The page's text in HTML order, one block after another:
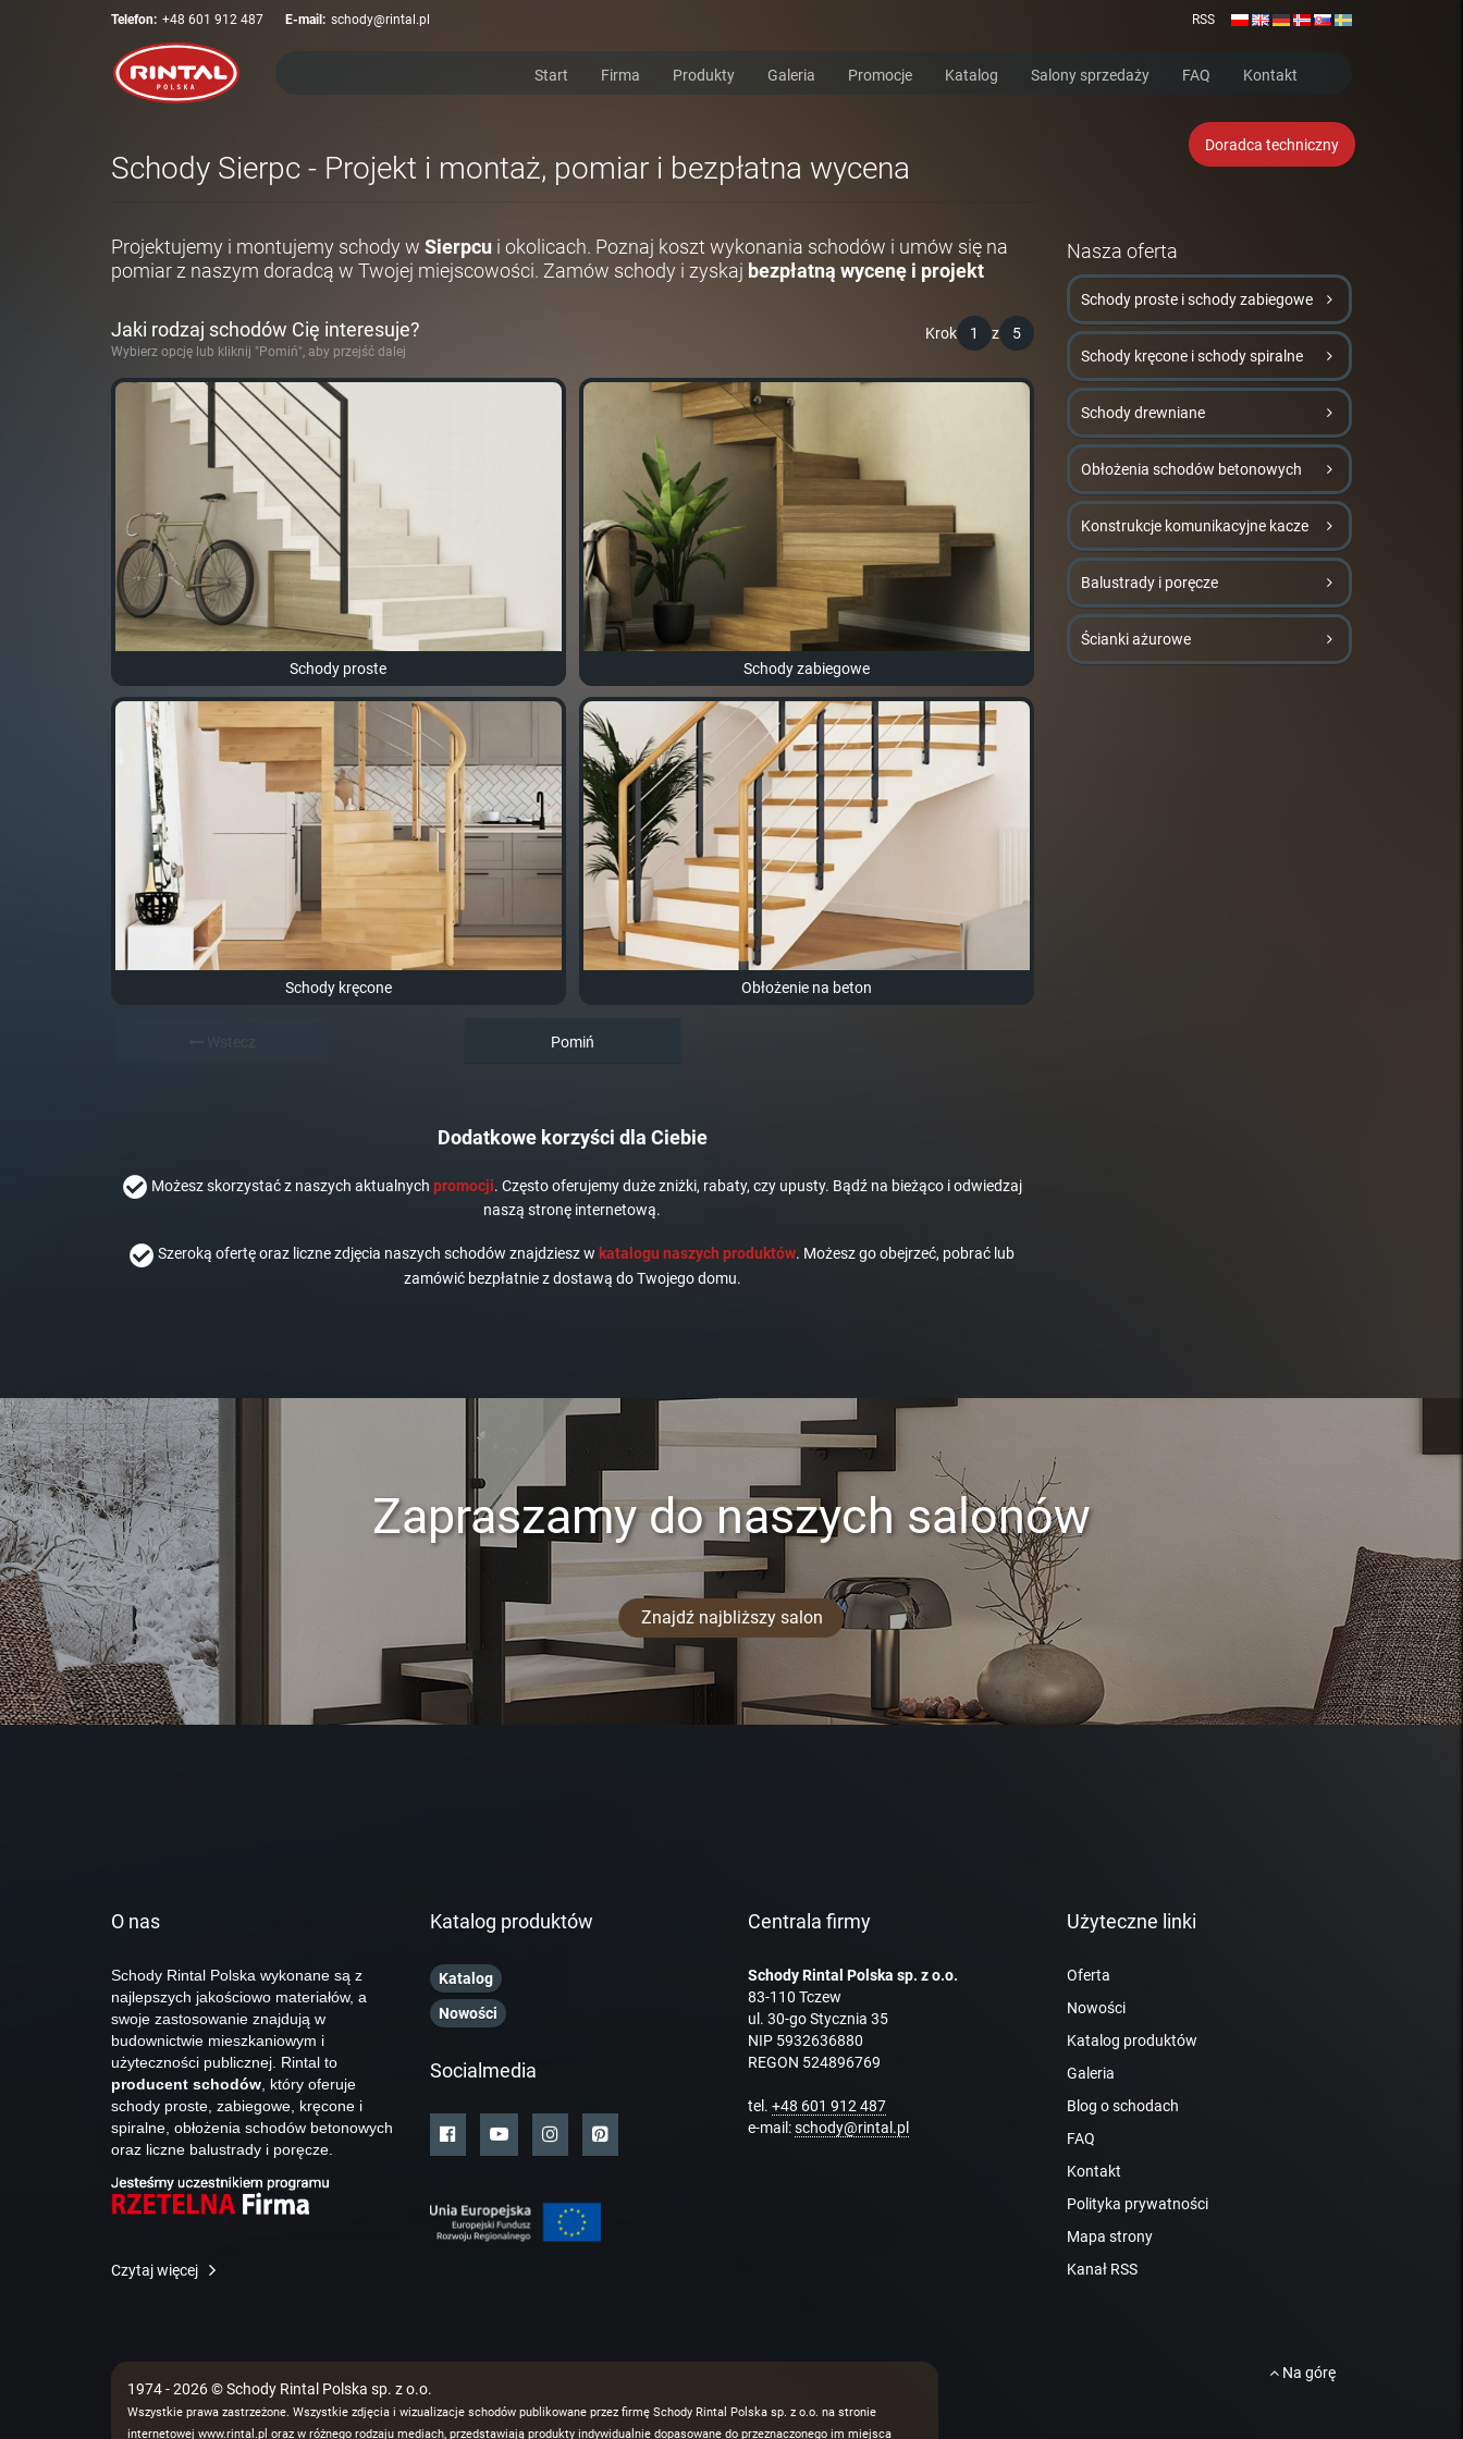
Telefon: +48 601 912 487 E-mail: schody@rintal.pl RSS
Start Firma Produkty Galeria Promocje Katalog Salony sprzedaży FAQ Kontakt
Doradca techniczny
Schody Sierpc - Projekt i montaż, pomiar i bezpłatna wycena
Projektujemy i montujemy schody w Sierpcu i okolicach. Poznaj koszt wykonania schodów i umów się na
pomiar z naszym doradcą w Twojej miejscowości. Zamów schody i zyskaj bezpłatną wycenę i projekt
Krok 1 z 5
Jaki rodzaj schodów Cię interesuje?
Wybierz opcję lub kliknij "Pomiń", aby przejść dalej
Schody proste Schody zabiegowe
Schody kręcone Obłożenie na beton
Pomiń
Dodatkowe korzyści dla Ciebie
Możesz skorzystać z naszych aktualnych promocji. Często oferujemy duże zniżki, rabaty, czy upusty. Bądź na bieżąco i odwiedzaj
naszą stronę internetową.
Szeroką ofertę oraz liczne zdjęcia naszych schodów znajdziesz w katalogu naszych produktów. Możesz go obejrzeć, pobrać lub
zamówić bezpłatnie z dostawą do Twojego domu.
Nasza oferta
Schody proste i schody zabiegowe
Schody kręcone i schody spiralne
Schody drewniane
Obłożenia schodów betonowych
Konstrukcje komunikacyjne kacze
Balustrady i poręcze
Ścianki ażurowe
Zapraszamy do naszych salonów
Znajdź najbliższy salon
O nas
Schody Rintal Polska wykonane są z
najlepszych jakościowo materiałów, a
swoje zastosowanie znajdują w
budownictwie mieszkaniowym i
użyteczności publicznej. Rintal to
producent schodów , który oferuje
schody proste, zabiegowe, kręcone i
spiralne, obłożenia schodów betonowych
oraz liczne balustrady i poręcze.
Czytaj więcej
Katalog produktów
Katalog
Nowości
Socialmedia
Centrala firmy
Schody Rintal Polska sp. z o.o.
83-110 Tczew
ul. 30-go Stycznia 35
NIP 5932636880
REGON 524896769
tel. +48 601 912 487
e-mail:schody@rintal.pl
Użyteczne linki
Oferta
Nowości
Katalog produktów
Galeria
Blog o schodach
FAQ
Kontakt
Polityka prywatności
Mapa strony
Kanał RSS
1974 - 2026 © Schody Rintal Polska sp. z o.o.
Wszystkie prawa zastrzeżone. Wszystkie zdjęcia i wizualizacje schodów publikowane przez firmę Schody Rintal Polska sp. z o.o. na stronie
internetowej www.rintal.pl oraz w różnego rodzaju mediach, przedstawiają produkty indywidualnie dopasowane do przeznaczonego im miejsca
Na górę